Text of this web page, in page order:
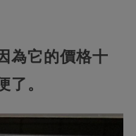
為它的價格十
了。